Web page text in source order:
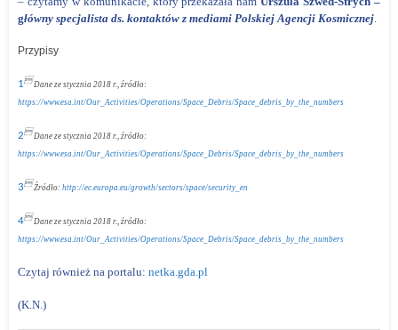
główny specjalista ds. kontaktów z mediami Polskiej Agencji Kosmicznej.
Przypisy
1Dane ze stycznia 2018 r., źródło:
https://www.esa.int/Our_Activities/Operations/Space_Debris/Space_debris_by_the_numbers
2Dane ze stycznia 2018 r., źródło:
https://www.esa.int/Our_Activities/Operations/Space_Debris/Space_debris_by_the_numbers
3Źródło: http://ec.europa.eu/growth/sectors/space/security_en
4Dane ze stycznia 2018 r., źródło:
https://www.esa.int/Our_Activities/Operations/Space_Debris/Space_debris_by_the_numbers
Czytaj również na portalu: netka.gda.pl
(K.N.)